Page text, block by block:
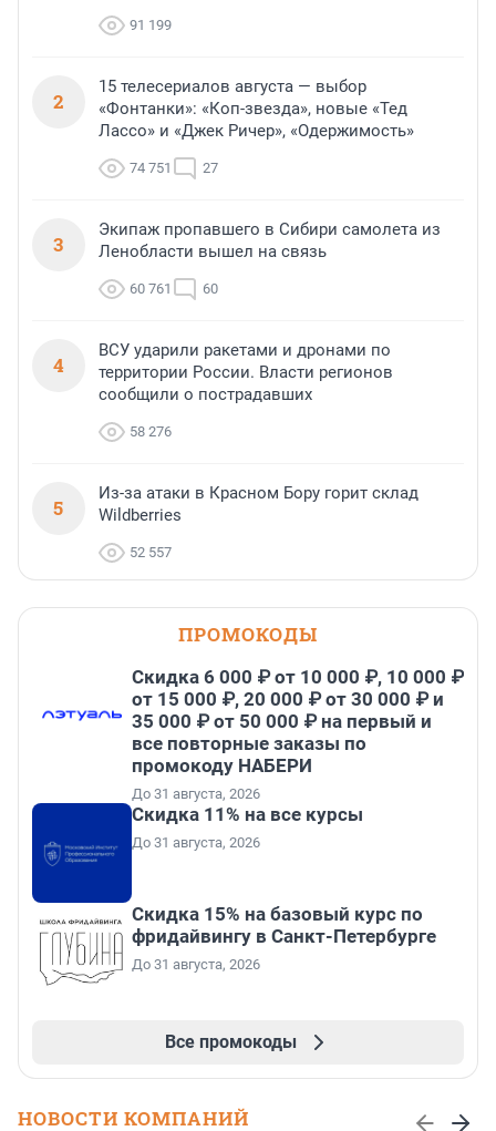
91 199
2
15 телесериалов августа — выбор
«Фонтанки»: «Коп-звезда», новые «Тед
Лассо» и «Джек Ричер», «Одержимость»
74 751 27
3
Экипаж пропавшего в Сибири самолета из
Ленобласти вышел на связь
60 761 60
4
ВСУ ударили ракетами и дронами по
территории России. Власти регионов
сообщили о пострадавших
58 276
5
Из-за атаки в Красном Бору горит склад
Wildberries
52 557
ПРОМОКОДЫ
Скидка 6 000 ₽ от 10 000 ₽, 10 000 ₽
от 15 000 ₽, 20 000 ₽ от 30 000 ₽ и
35 000 ₽ от 50 000 ₽ на первый и
все повторные заказы по
промокоду НАБЕРИ
До 31 августа, 2026
Скидка 11% на все курсы
До 31 августа, 2026
Скидка 15% на базовый курс по
фридайвингу в Санкт-Петербурге
До 31 августа, 2026
Все промокоды
НОВОСТИ КОМПАНИЙ